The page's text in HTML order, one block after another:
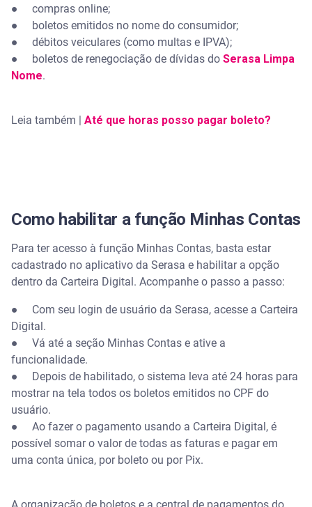
● compras online;
● boletos emitidos no nome do consumidor;
● débitos veiculares (como multas e IPVA);
● boletos de renegociação de dívidas do Serasa Limpa
Nome.
Leia também | Até que horas posso pagar boleto?
Como habilitar a função Minhas Contas
Para ter acesso à função Minhas Contas, basta estar
cadastrado no aplicativo da Serasa e habilitar a opção
dentro da Carteira Digital. Acompanhe o passo a passo:
● Com seu login de usuário da Serasa, acesse a Carteira
Digital.
● Vá até a seção Minhas Contas e ative a
funcionalidade.
● Depois de habilitado, o sistema leva até 24 horas para
mostrar na tela todos os boletos emitidos no CPF do
usuário.
● Ao fazer o pagamento usando a Carteira Digital, é
possível somar o valor de todas as faturas e pagar em
uma conta única, por boleto ou por Pix.